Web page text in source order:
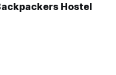
Hostel